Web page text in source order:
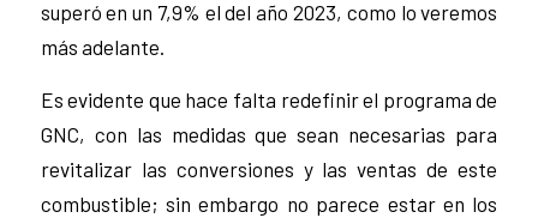
superó en un 7,9% el del año 2023, como lo veremos
más adelante.
Es evidente que hace falta redefinir el programa de
GNC, con las medidas que sean necesarias para
revitalizar las conversiones y las ventas de este
combustible; sin embargo no parece estar en los